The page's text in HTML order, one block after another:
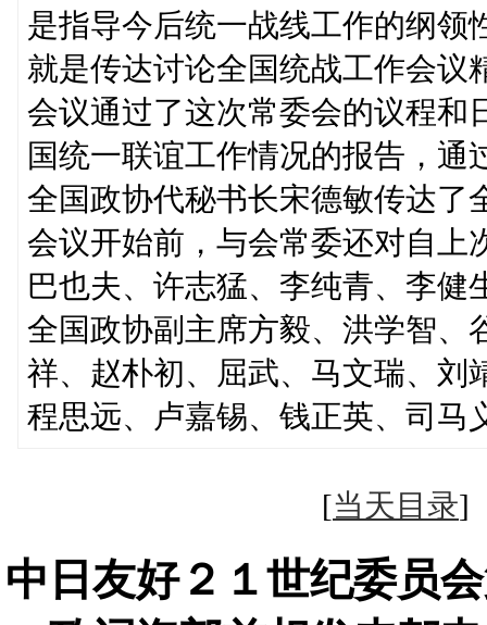
是指导今后统一战线工作的纲领
就是传达讨论全国统战工作会议
会议通过了这次常委会的议程和
国统一联谊工作情况的报告，通
全国政协代秘书长宋德敏传达了
会议开始前，与会常委还对自上
巴也夫、许志猛、李纯青、李健
全国政协副主席方毅、洪学智、
祥、赵朴初、屈武、马文瑞、刘
程思远、卢嘉锡、钱正英、司马
[当天目录
中日友好２１世纪委员